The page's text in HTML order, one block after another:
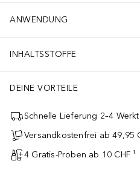
ANWENDUNG
INHALTSSTOFFE
DEINE VORTEILE
Schnelle Lieferung 2–4
Versandkostenfrei ab 49,95
4 Gratis-Proben ab 10 CHF ¹